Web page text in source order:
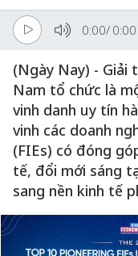
0:00/ 0:00
(Ngày Nay) - Giải
Nam tổ chức là
vinh danh uy tín
vinh các doanh
(FIEs) có đóng
tế, đổi mới sáng
sang nền kinh tế